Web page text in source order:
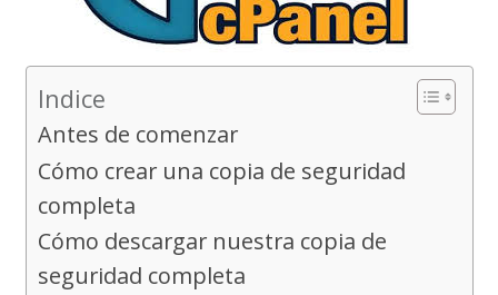
Indice
Antes de comenzar
Cómo crear una copia de seguridad
completa
Cómo descargar nuestra copia de
seguridad completa